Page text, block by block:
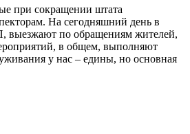
при сокращении штата
На сегодняшний день в
выезжают по обращениям жителей,
в общем, выполняют
у нас – едины, но основная